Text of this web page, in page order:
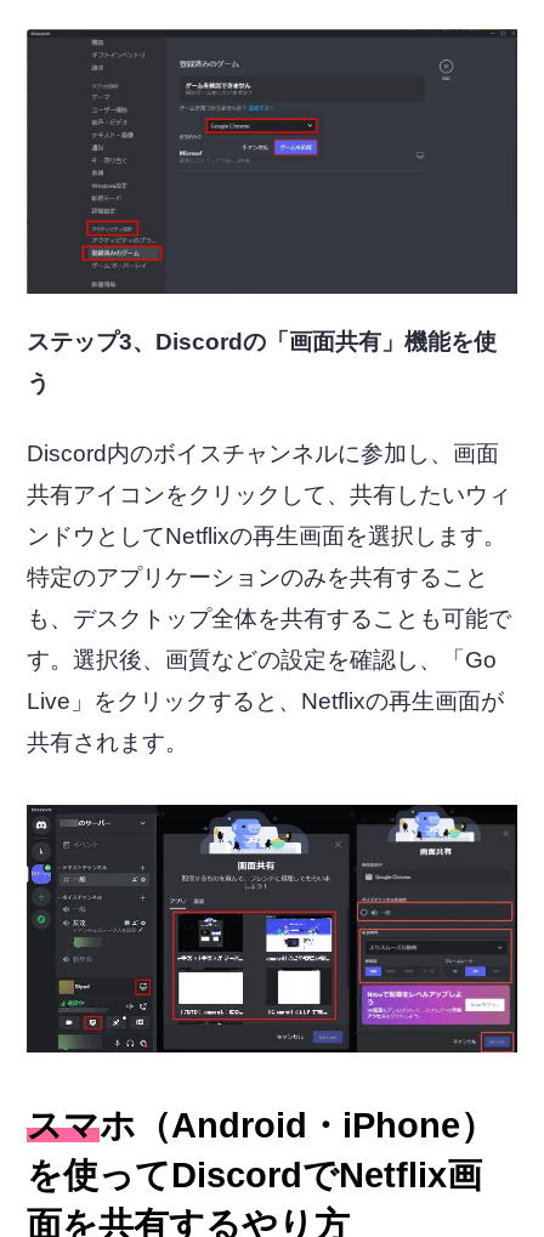
ステップ3、Discordの「画面共有」機能を使
う
Discord内のボイスチャンネルに参加し、画面
共有アイコンをクリックして、共有したいウィ
ンドウとしてNetflixの再生画面を選択します。
特定のアプリケーションのみを共有すること
も、デスクトップ全体を共有することも可能で
す。選択後、画質などの設定を確認し、「Go
Live」をクリックすると、Netflixの再生画面が
共有されます。
スマホ（Android・iPhone）
を使ってDiscordでNetflix画
面を共有するやり方